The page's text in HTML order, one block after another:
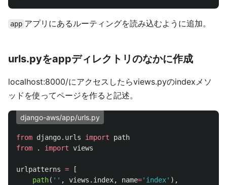
app アプリにあるルーティングを読み込むように追加。
urls.pyをappディレクトリのなかに作成
localhost:8000/にアクセスしたらviews.pyのindexメソ
ッドを使ってページを作ると記述。
django-aws/app/urls.py
from django.urls import
path
from
. import views
urlpatterns =
[
path( '' , views . index, name=' index' ),